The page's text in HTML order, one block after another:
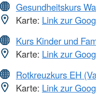
Gesundheitskurs
Karte: Link zur
Kurs Kinder und
Karte: Link zur
Rotkreuzkurs EH
Karte: Link zur